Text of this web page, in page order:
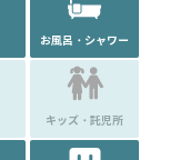
お風呂・シャワー
キッズ・託児所